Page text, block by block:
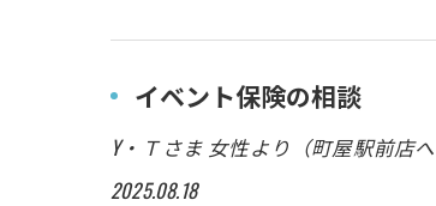
イベント保険の相談
Y・Ｔさま 女性より（町屋駅前店へ
2025.08.18